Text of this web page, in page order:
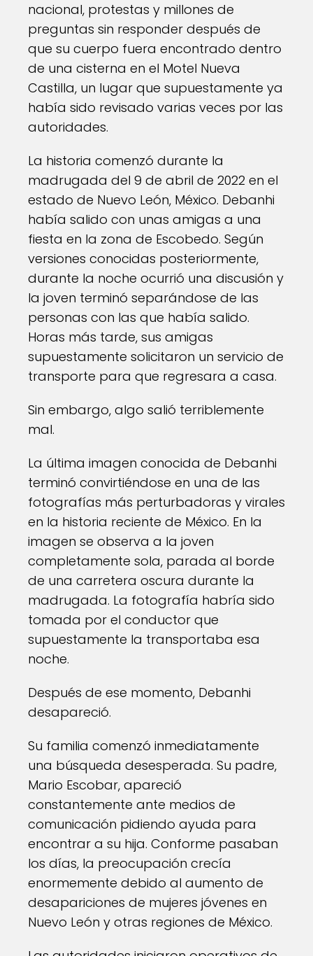
nacional, protestas y millones de
preguntas sin responder después de
que su cuerpo fuera encontrado dentro
de una cisterna en el Motel Nueva
Castilla, un lugar que supuestamente ya
había sido revisado varias veces por las
autoridades.
La historia comenzó durante la
madrugada del 9 de abril de 2022 en el
estado de Nuevo León, México. Debanhi
había salido con unas amigas a una
fiesta en la zona de Escobedo. Según
versiones conocidas posteriormente,
durante la noche ocurrió una discusión y
la joven terminó separándose de las
personas con las que había salido.
Horas más tarde, sus amigas
supuestamente solicitaron un servicio de
transporte para que regresara a casa.
Sin embargo, algo salió terriblemente
mal.
La última imagen conocida de Debanhi
terminó convirtiéndose en una de las
fotografías más perturbadoras y virales
en la historia reciente de México. En la
imagen se observa a la joven
completamente sola, parada al borde
de una carretera oscura durante la
madrugada. La fotografía habría sido
tomada por el conductor que
supuestamente la transportaba esa
noche.
Después de ese momento, Debanhi
desapareció.
Su familia comenzó inmediatamente
una búsqueda desesperada. Su padre,
Mario Escobar, apareció
constantemente ante medios de
comunicación pidiendo ayuda para
encontrar a su hija. Conforme pasaban
los días, la preocupación crecía
enormemente debido al aumento de
desapariciones de mujeres jóvenes en
Nuevo León y otras regiones de México.